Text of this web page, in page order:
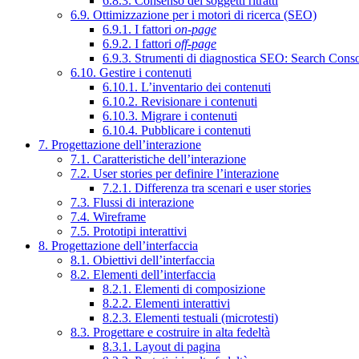
6.9. Ottimizzazione per i motori di ricerca (SEO)
6.9.1. I fattori on-page
6.9.2. I fattori off-page
6.9.3. Strumenti di diagnostica SEO: Search
6.10. Gestire i contenuti
6.10.1. L’inventario dei contenuti
6.10.2. Revisionare i contenuti
6.10.3. Migrare i contenuti
6.10.4. Pubblicare i contenuti
7. Progettazione dell’interazione
7.1. Caratteristiche dell’interazione
7.2. User stories per definire l’interazione
7.2.1. Differenza tra scenari e user stories
7.3. Flussi di interazione
7.4. Wireframe
7.5. Prototipi interattivi
8. Progettazione dell’interfaccia
8.1. Obiettivi dell’interfaccia
8.2. Elementi dell’interfaccia
8.2.1. Elementi di composizione
8.2.2. Elementi interattivi
8.2.3. Elementi testuali (microtesti)
8.3. Progettare e costruire in alta fedeltà
8.3.1. Layout di pagina